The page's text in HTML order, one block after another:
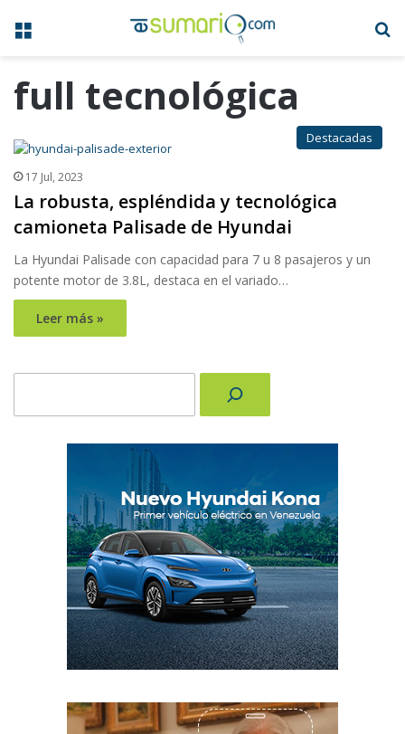
Menú
full tecnológica
Destacadas
17 Jul, 2023
La robusta, espléndida y tecnológica
camioneta Palisade de Hyundai
La Hyundai Palisade con capacidad para 7 u 8 pasajeros y un
potente motor de 3.8L, destaca en el variado…
Leer más »